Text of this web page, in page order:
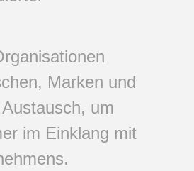
Marken und
um
im Einklang mit